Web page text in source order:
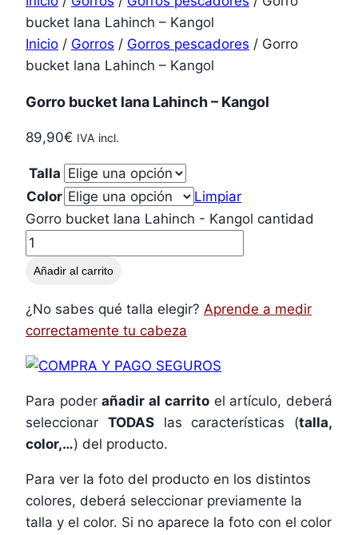
bucket lana Lahinch – Kangol
Inicio / Gorros / Gorros pescadores / Gorro
bucket lana Lahinch – Kangol
Gorro bucket lana Lahinch – Kangol
89,90€ IVA incl.
Talla
Color
Limpiar
Gorro bucket lana Lahinch - Kangol cantidad
Añadir al carrito
¿No sabes qué talla elegir? Aprende a medir
correctamente tu cabeza
Para poderañadir al carritoel artículo, deberá
seleccionar TODASlas características (talla,
color,…) del producto.
Para ver la foto del producto en los distintos
colores, deberá seleccionar previamente la
talla y el color. Si no aparece la foto con el color